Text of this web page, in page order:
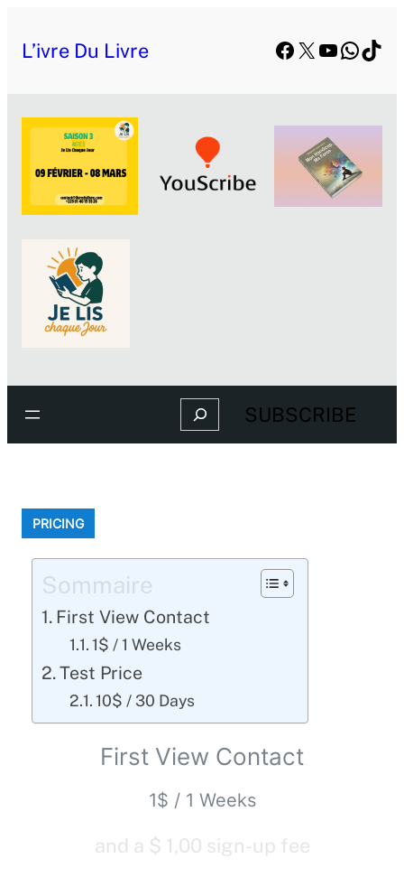
L’ivre Du Livre Facebook
X YouTube
Search SUBSCRIBE
PRICING
Sommaire
First View Contact
1$ / 1 Weeks
Test Price
10$ / 30 Days
First View Contact
1$ / 1 Weeks
and a $ 1,00 sign-up fee